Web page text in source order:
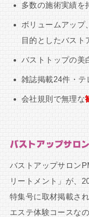
多数の施術実績を
ボリュームアップ
目的としたバスト
バストトップの美
雑誌掲載24件・テ
会社規則で無理な
バストアップサ
バストアップサロン
リートメント」が、
特集号に取材掲載さ
エステ体験コースな